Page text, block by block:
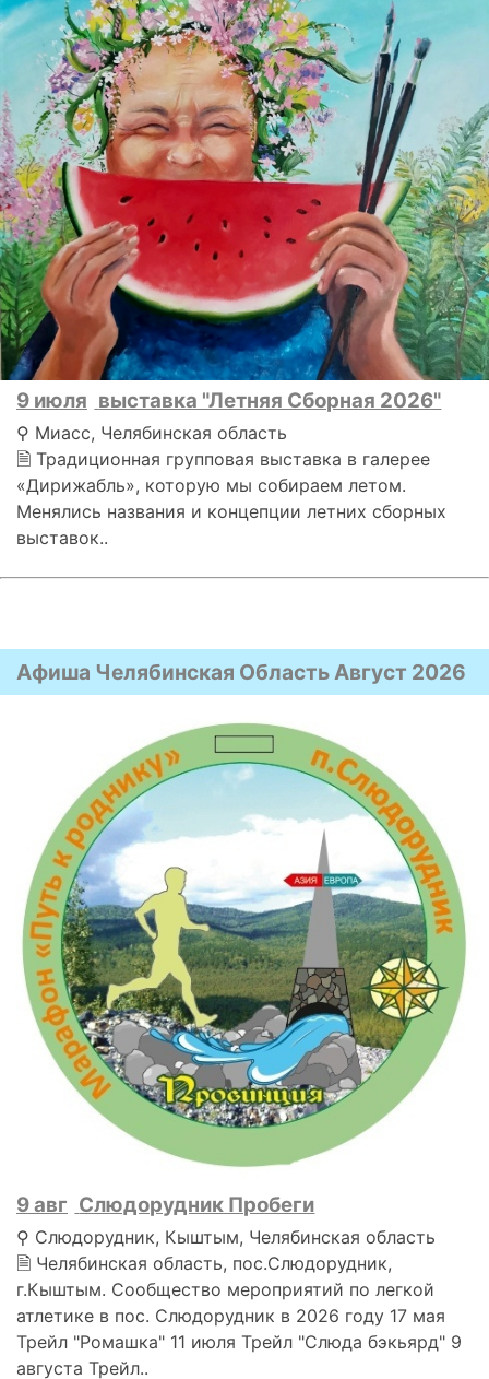
9 июля выставка "Летняя Сборная 2026"
⚲ Миасс, Челябинская область
🗎 Традиционная групповая выставка в галерее
«Дирижабль», которую мы собираем летом.
Менялись названия и концепции летних сборных
выставок..
Афиша Челябинская Область Август 2026
9 авг Слюдорудник Пробеги
⚲ Слюдорудник, Кыштым, Челябинская область
🗎 Челябинская область, пос.Слюдорудник,
г.Кыштым. Сообщество мероприятий по легкой
атлетике в пос. Слюдорудник в 2026 году 17 мая
Трейл "Ромашка" 11 июля Трейл "Слюда бэкьярд" 9
августа Трейл..